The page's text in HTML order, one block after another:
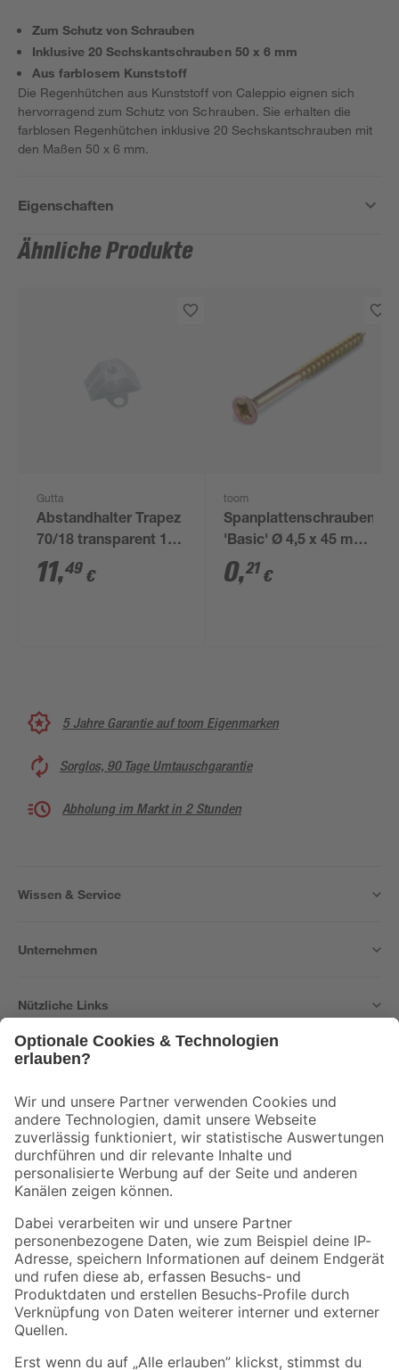
Zum Schutz von Schrauben
Inklusive 20 Sechskantschrauben 50 x 6 mm
Aus farblosem Kunststoff
Die Regenhütchen aus Kunststoff von Caleppio eignen sich
hervorragend zum Schutz von Schrauben. Sie erhalten die
farblosen Regenhütchen inklusive 20 Sechskantschrauben mit
den Maßen 50 x 6 mm.
Eigenschaften
Ähnliche Produkte
Gutta
Abstandhalter Trapez
70/18 transparent 100
Stück
11,49 €
toom
Spanplattenschrauben
'Basic' Ø 4,5 x 45 mm
PZ
0,21 €
5 Jahre Garantie auf toom Eigenmarken
Sorglos, 90 Tage Umtauschgarantie
Abholung im Markt in 2 Stunden
Wissen & Service
Unternehmen
Nützliche Links
Der toom Newsletter: Keine Angebote und Aktionen mehr verpassen!
Zur Newsletter Anmeldung
Folge uns
Zahlungsarten Versandarten
Sicher einkaufen